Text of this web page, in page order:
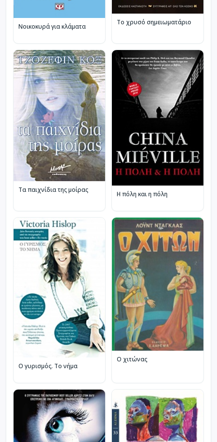
Νοικοκυρά για κλάματα
Το χρυσό σημειωματάριο
Τα παιχνίδια της μοίρας
Η πόλη και η πόλη
Ο γυρισμός. Το νήμα
Ο χιτώνας